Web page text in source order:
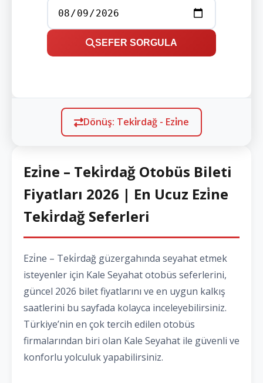
SEFER SORGULA
Dönüş: Teki̇rdağ - Ezi̇ne
Ezi̇ne – Teki̇rdağ Otobüs Bileti
Fiyatları 2026 | En Ucuz Ezi̇ne
Teki̇rdağ Seferleri
Ezi̇ne – Teki̇rdağ güzergahında seyahat etmek
isteyenler için Kale Seyahat otobüs seferlerini,
güncel 2026 bilet fiyatlarını ve en uygun kalkış
saatlerini bu sayfada kolayca inceleyebilirsiniz.
Türkiye’nin en çok tercih edilen otobüs
firmalarından biri olan Kale Seyahat ile güvenli ve
konforlu yolculuk yapabilirsiniz.